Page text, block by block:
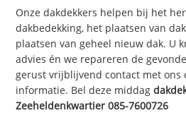
Onze dakdekkers helpen bij het
dakbedekking, het plaatsen van
plaatsen van geheel nieuw dak. U
advies én we repareren de
gerust vrijblijvend contact met ons
informatie. Bel deze middag
Zeeheldenkwartier 085-7600726